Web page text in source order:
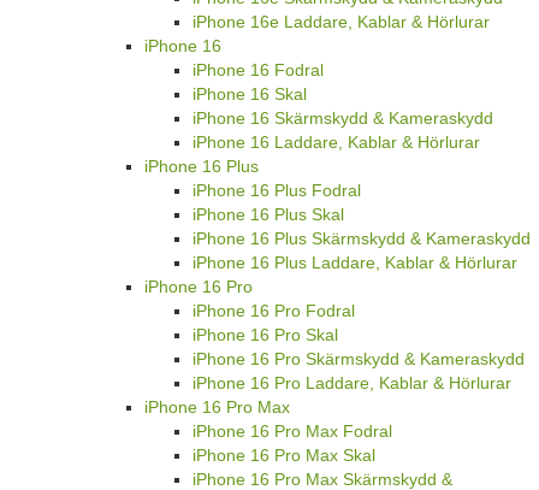
iPhone 16e Laddare, Kablar & Hörlurar
iPhone 16
iPhone 16 Fodral
iPhone 16 Skal
iPhone 16 Skärmskydd & Kameraskydd
iPhone 16 Laddare, Kablar & Hörlurar
iPhone 16 Plus
iPhone 16 Plus Fodral
iPhone 16 Plus Skal
iPhone 16 Plus Skärmskydd & Kameraskydd
iPhone 16 Plus Laddare, Kablar & Hörlurar
iPhone 16 Pro
iPhone 16 Pro Fodral
iPhone 16 Pro Skal
iPhone 16 Pro Skärmskydd & Kameraskydd
iPhone 16 Pro Laddare, Kablar & Hörlurar
iPhone 16 Pro Max
iPhone 16 Pro Max Fodral
iPhone 16 Pro Max Skal
iPhone 16 Pro Max Skärmskydd &